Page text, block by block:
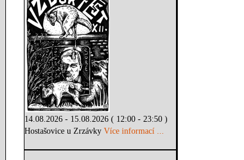
14.08.2026 - 15.08.2026 ( 12:00 - 23:50 )
Hostašovice u ZrzávkyVíce informací ...